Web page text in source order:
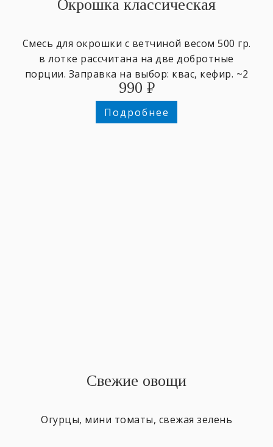
Окрошка классическая
Смесь для окрошки с ветчиной весом ​500 гр.
в лотке ​рассчитана на две добротные
порции. Заправка на выбор: квас, кефир. ~2
персоны.
990 ₽
Подробнее
Свежие овощи
Огурцы, мини томаты, свежая зелень